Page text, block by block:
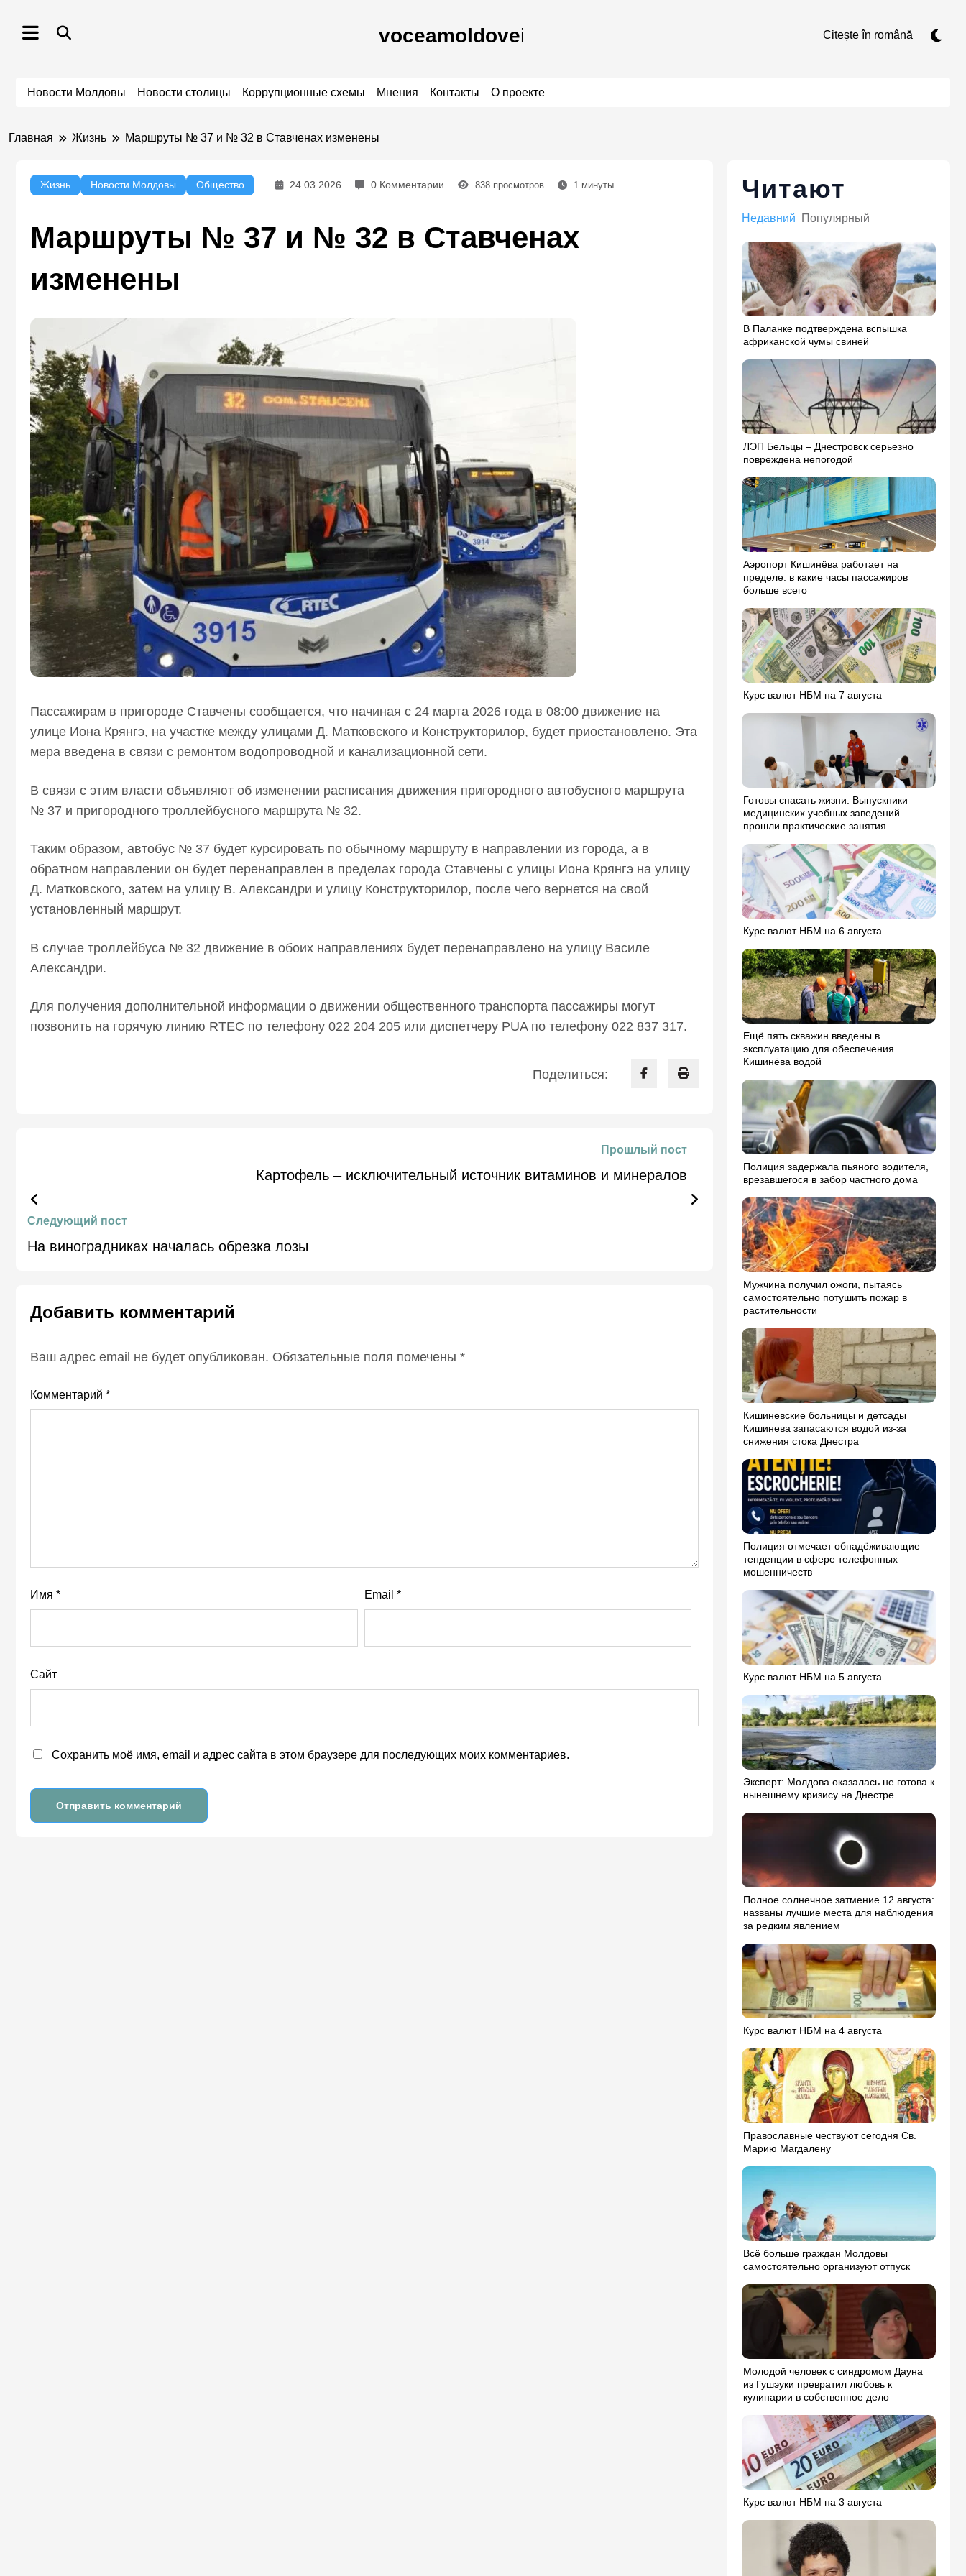
содержимому
Citește în română
Новости Молдовы Новости столицы Коррупционные схемы Мнения Контакты О проекте
Главная Жизнь Маршруты № 37 и № 32 в Ставченах изменены
Жизнь Новости Молдовы Общество 24.03.2026 0 Комментарии 838 просмотров 1 минуты
Маршруты № 37 и № 32 в Ставченах
изменены
Пассажирам в пригороде Ставчены сообщается, что начиная с 24 марта 2026 года в 08:00 движение на
улице Иона Крянгэ, на участке между улицами Д. Матковского и Конструкторилор, будет приостановлено. Эта
мера введена в связи с ремонтом водопроводной и канализационной сети.
В связи с этим власти объявляют об изменении расписания движения пригородного автобусного маршрута
№ 37 и пригородного троллейбусного маршрута № 32.
Таким образом, автобус № 37 будет курсировать по обычному маршруту в направлении из города, а в
обратном направлении он будет перенаправлен в пределах города Ставчены с улицы Иона Крянгэ на улицу
Д. Матковского, затем на улицу В. Александри и улицу Конструкторилор, после чего вернется на свой
установленный маршрут.
В случае троллейбуса № 32 движение в обоих направлениях будет перенаправлено на улицу Василе
Александри.
Для получения дополнительной информации о движении общественного транспорта пассажиры могут
позвонить на горячую линию RTEC по телефону 022 204 205 или диспетчеру PUA по телефону 022 837 317.
Поделиться:
Прошлый пост
Картофель – исключительный источник витаминов и минералов
Следующий пост
На виноградниках началась обрезка лозы
Добавить комментарий
Ваш адрес email не будет опубликован. Обязательные поля помечены *
Комментарий *
Имя * Email *
Сайт
Сохранить моё имя, email и адрес сайта в этом браузере для последующих моих комментариев.
Читают
Недавний Популярный
В Паланке подтверждена вспышка
африканской чумы свиней
ЛЭП Бельцы – Днестровск серьезно
повреждена непогодой
Аэропорт Кишинёва работает на
пределе: в какие часы пассажиров
больше всего
Курс валют НБМ на 7 августа
Готовы спасать жизни: Выпускники
медицинских учебных заведений
прошли практические занятия
Курс валют НБМ на 6 августа
Ещё пять скважин введены в
эксплуатацию для обеспечения
Кишинёва водой
Полиция задержала пьяного водителя,
врезавшегося в забор частного дома
Мужчина получил ожоги, пытаясь
самостоятельно потушить пожар в
растительности
Кишиневские больницы и детсады
Кишинева запасаются водой из-за
снижения стока Днестра
Полиция отмечает обнадёживающие
тенденции в сфере телефонных
мошенничеств
Курс валют НБМ на 5 августа
Эксперт: Молдова оказалась не готова к
нынешнему кризису на Днестре
Полное солнечное затмение 12 августа:
названы лучшие места для наблюдения
за редким явлением
Курс валют НБМ на 4 августа
Православные чествуют сегодня Св.
Марию Магдалену
Всё больше граждан Молдовы
самостоятельно организуют отпуск
Молодой человек с синдромом Дауна
из Гушэуки превратил любовь к
кулинарии в собственное дело
Курс валют НБМ на 3 августа